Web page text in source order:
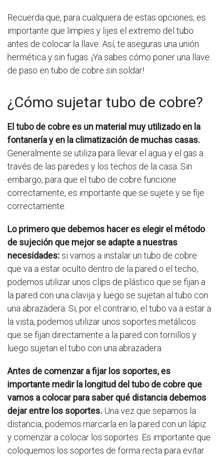
Recuerda que, para cualquiera de estas opciones, es
importante que limpies y lijes el extremo del tubo
antes de colocar la llave. Así, te aseguras una unión
hermética y sin fugas. ¡Ya sabes cómo poner una llave
de paso en tubo de cobre sin soldar!
¿Cómo sujetar tubo de cobre?
El tubo de cobre es un material muy utilizado en la
fontanería y en la climatización de muchas casas.
Generalmente se utiliza para llevar el agua y el gas a
través de las paredes y los techos de la casa. Sin
embargo, para que el tubo de cobre funcione
correctamente, es importante que se sujete y se fije
correctamente.
Lo primero que debemos hacer es elegir el método
de sujeción que mejor se adapte a nuestras
necesidades:si vamos a instalar un tubo de cobre
que va a estar oculto dentro de la pared o el techo,
podemos utilizar unos clips de plástico que se fijan a
la pared con una clavija y luego se sujetan al tubo con
una abrazadera. Si, por el contrario, el tubo va a estar a
la vista, podemos utilizar unos soportes metálicos
que se fijan directamente a la pared con tornillos y
luego sujetan el tubo con una abrazadera.
Antes de comenzar a fijar los soportes, es
importante medir la longitud del tubo de cobre que
vamos a colocar para saber qué distancia debemos
dejar entre los soportes. Una vez que sepamos la
distancia, podemos marcarla en la pared con un lápiz
y comenzar a colocar los soportes. Es importante que
coloquemos los soportes de forma recta para evitar